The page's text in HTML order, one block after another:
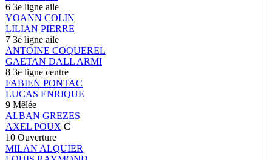
6 3e ligne aile
YOANN COLIN
LILIAN PIERRE
7 3e ligne aile
ANTOINE COQUEREL
GAETAN DALL ARMI
8 3e ligne centre
FABIEN PONTAC
LUCAS ENRIQUE
9 Mêlée
ALBAN GREZES
AXEL POUX C
10 Ouverture
MILAN ALQUIER